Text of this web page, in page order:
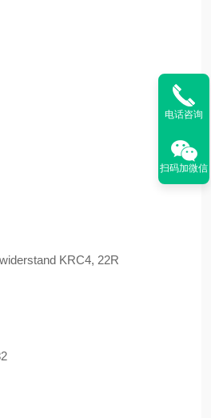
KRC4, 22R
电话咨询
扫码加微信